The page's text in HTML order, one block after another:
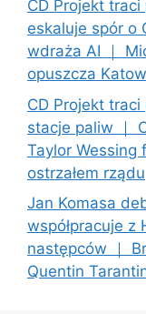
CD Projekt
eskaluje spór o
wdraża AI ｜
opuszcza
CD Projekt
stacje paliw ｜
Taylor Wessing
ostrzałem rządu
Jan Komasa
współpracuje z
następców ｜
Quentin